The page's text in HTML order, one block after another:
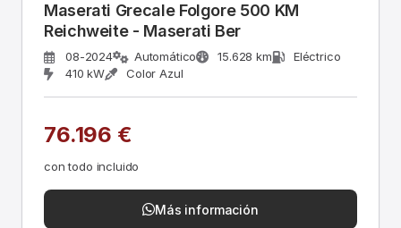
Maserati Grecale Folgore 500 KM
Reichweite - Maserati Ber
08-2024 Automático 15.628 km
Eléctrico
410 kW
Color Azul
76.196 €
con todo incluido
Más información